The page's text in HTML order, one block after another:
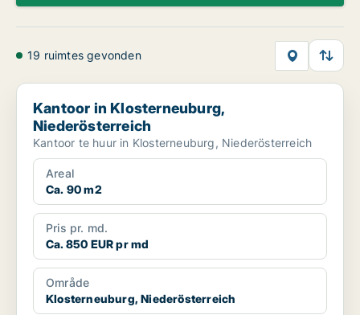
19 ruimtes gevonden
Kantoor in Klosterneuburg, Niederösterreich
Kantoor in Klosterneuburg,
Niederösterreich
Kantoor te huur in Klosterneuburg, Niederösterreich
Areal
Ca. 90 m2
Pris pr. md.
Ca. 850 EUR pr md
Område
Klosterneuburg, Niederösterreich